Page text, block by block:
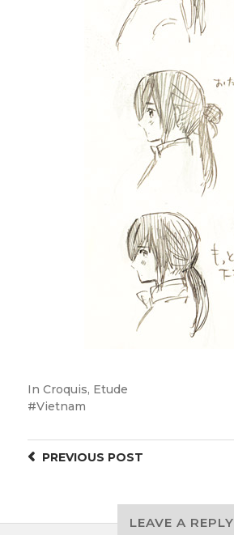
In Croquis, Etude
Vietnam
PREVIOUS POST
LEAVE A REPLY